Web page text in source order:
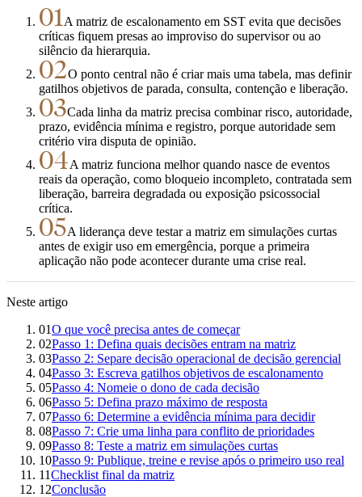
01A matriz de escalonamento em SST evita que decisões
críticas fiquem presas ao improviso do supervisor ou ao
silêncio da hierarquia.
02O ponto central não é criar mais uma tabela, mas definir
gatilhos objetivos de parada, consulta, contenção e liberação.
03Cada linha da matriz precisa combinar risco, autoridade,
prazo, evidência mínima e registro, porque autoridade sem
critério vira disputa de opinião.
04A matriz funciona melhor quando nasce de eventos
reais da operação, como bloqueio incompleto, contratada sem
liberação, barreira degradada ou exposição psicossocial
crítica.
05A liderança deve testar a matriz em simulações curtas
antes de exigir uso em emergência, porque a primeira
aplicação não pode acontecer durante uma crise real.
Neste artigo
01O que você precisa antes de começar
02Passo 1: Defina quais decisões entram na matriz
03Passo 2: Separe decisão operacional de decisão gerencial
04Passo 3: Escreva gatilhos objetivos de escalonamento
05Passo 4: Nomeie o dono de cada decisão
06Passo 5: Defina prazo máximo de resposta
07Passo 6: Determine a evidência mínima para decidir
08Passo 7: Crie uma linha para conflito de prioridades
09Passo 8: Teste a matriz em simulações curtas
10Passo 9: Publique, treine e revise após o primeiro uso real
11Checklist final da matriz
12Conclusão